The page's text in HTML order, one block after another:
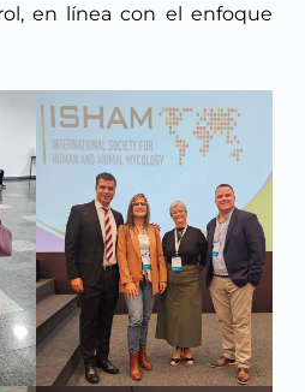
en línea con el enfoque